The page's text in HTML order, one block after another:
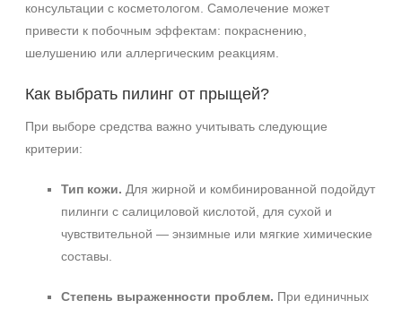
консультации с косметологом. Самолечение может
привести к побочным эффектам: покраснению,
шелушению или аллергическим реакциям.
Как выбрать пилинг от прыщей?
При выборе средства важно учитывать следующие
критерии:
Тип кожи. Для жирной и комбинированной подойдут
пилинги с салициловой кислотой, для сухой и
чувствительной — энзимные или мягкие химические
составы.
Степень выраженности проблем. При единичных